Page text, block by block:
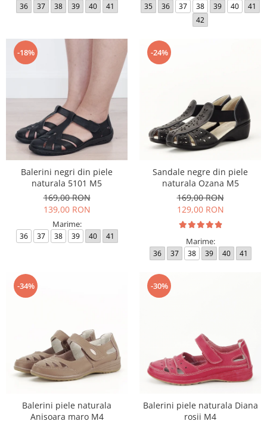
36 37 38 39 40 41 35 36 37 38 39 40
41
42
-18%
Balerini negri din piele
naturala 5101 M5
169,00 RON
139,00 RON
Marime:
36 37 38 39 40 41
-24%
Sandale negre din piele
naturala Ozana M5
169,00 RON
129,00 RON
Marime:
36 37 38 39 40 41
-34%
Balerini piele naturala
Anisoara maro M4
-30%
Balerini piele naturala Diana
rosii M4